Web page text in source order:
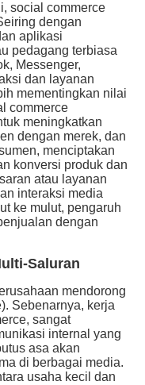
social commerce
dengan
aplikasi
pedagang terbiasa
Messenger,
dan layanan
mementingkan nilai
commerce
meningkatkan
dengan merek, dan
menciptakan
konversi produk dan
atau layanan
interaksi media
ke mulut, pengaruh
dengan
Saluran
mendorong
Sebenarnya, kerja
sangat
internal yang
asa akan
di berbagai media.
usaha kecil dan